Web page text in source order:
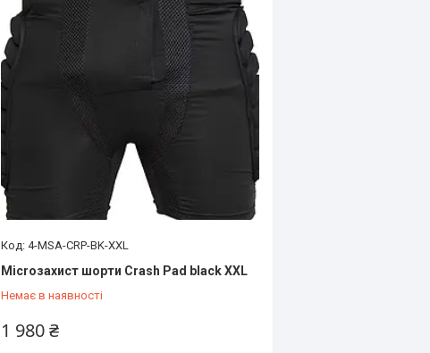
4-MSA-CRP-BK-XXL
Microзахист шорти Crash Pad black XXL
Немає в наявності
1 980 ₴